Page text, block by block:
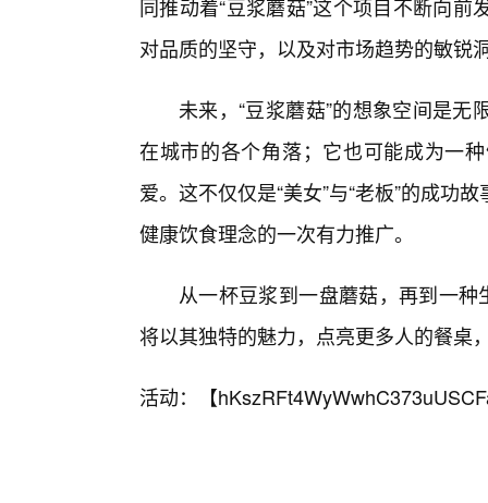
同推动着“豆浆蘑菇”这个项目不断向
对品质的坚守，以及对市场趋势的敏锐
未来，“豆浆蘑菇”的想象空间是
在城市的各个角落；它也可能成为一
爱。这不仅仅是“美女”与“老板”的成功
健康饮食理念的一次有力推广。
从一杯豆浆到一盘蘑菇，再到一种
将以其独特的魅力，点亮更多人的餐桌
活动：【